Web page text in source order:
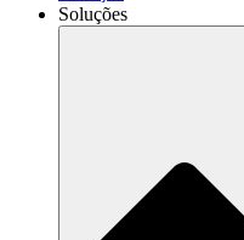
Soluções